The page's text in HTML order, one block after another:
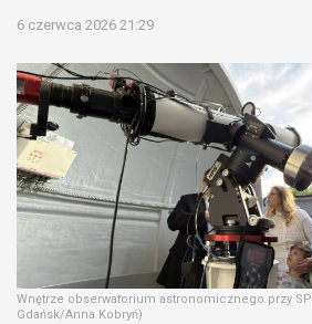
6 czerwca 2026 21:29
Wnętrze obserwatorium astronomicznego przy
Gdańsk/Anna Kobryń)